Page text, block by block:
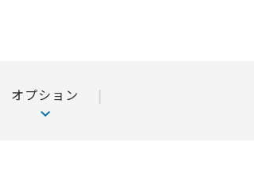
オプション